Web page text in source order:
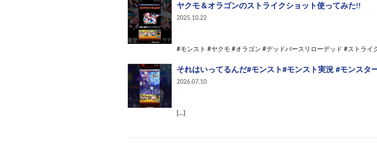
ヤクモ＆オラゴンのストライクショット使ってみた!!
2025.10.22
#モンスト #ヤクモ #オラゴン #デッドバースリローデッド #ストライ
それはいってるんだ#モンスト#モンスト実況 #モンスタ
2026.07.10
[…]